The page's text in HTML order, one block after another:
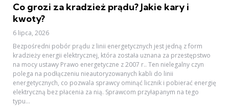
Co grozi za kradzież prądu? Jakie kary i
kwoty?
6 lipca, 2026
Bezpośredni pobór prądu z linii energetycznych jest jedną z form
kradzieży energii elektrycznej, która została uznana za przestępstwo
na mocy ustawy Prawo energetyczne z 2007 r.. Ten nielegalny czyn
polega na podłączeniu nieautoryzowanych kabli do linii
energetycznych, co pozwala sprawcy ominąć licznik i pobierać energię
elektryczną bez płacenia za nią. Sprawcom przyłapanym na tego
typu...